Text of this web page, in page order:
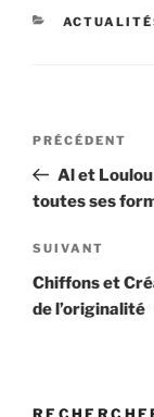
Navigation
l’article
Article
précédent
PRÉCÉDENT
Al et
toutes ses
Article
suivant
SUIVANT
Chiffons et
de l’originalité